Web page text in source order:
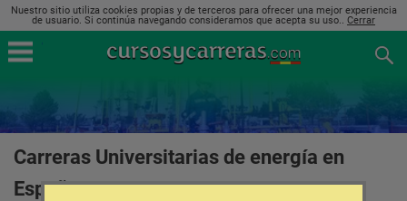
Nuestro sitio utiliza cookies propias y de terceros para ofrecer una mejor experiencia
de usuario. Si continúa navegando consideramos que acepta su uso.. Cerrar
Carreras Universitarias de energía en
España